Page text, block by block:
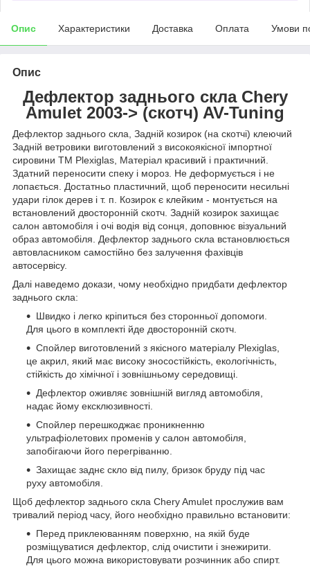
Опис Характеристики Доставка Оплата Умови
Опис
Дефлектор заднього скла Chery
Amulet 2003-> (скотч) AV-Tuning
Дефлектор заднього скла, Задній козирок (на скотчі) клеючий
Задній ветровики виготовлений з високоякісної імпортної
сировини ТМ Plexiglas, Матеріал красивий і практичний.
Здатний переносити спеку і мороз. Не деформується і не
лопається. Достатньо пластичний, щоб переносити несильні
удари гілок дерев і т. п. Козирок є клейким - монтується на
встановлений двосторонній скотч. Задній козирок захищає
салон автомобіля і очі водія від сонця, доповнює візуальний
образ автомобіля. Дефлектор заднього скла встановлюється
автовласником самостійно без залучення фахівців
автосервісу.
Далі наведемо докази, чому необхідно придбати дефлектор
заднього скла:
Швидко і легко кріпиться без сторонньої допомоги.
Для цього в комплекті йде двосторонній скотч.
Спойлер виготовлений з якісного матеріалу Plexiglas,
це акрил, який має високу зносостійкість, екологічність,
стійкість до хімічної і зовнішньому середовищі.
Дефлектор оживляє зовнішній вигляд автомобіля,
надає йому ексклюзивності.
Спойлер перешкоджає проникненню
ультрафіолетових променів у салон автомобіля,
запобігаючи його перегріванню.
Захищає заднє скло від пилу, бризок бруду під час
руху автомобіля.
Щоб дефлектор заднього скла Chery Amulet прослужив вам
тривалий період часу, його необхідно правильно встановити:
Перед приклеюванням поверхню, на якій буде
розміщуватися дефлектор, слід очистити і знежирити.
Для цього можна використовувати розчинник або спирт.